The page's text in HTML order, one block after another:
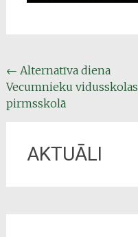
Post
navigation
← Alternatīva diena
Vecumnieku vidusskolas
pirmsskolā
AKTUĀLI